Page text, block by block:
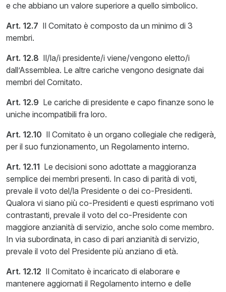
e che abbiano un valore superiore a quello simbolico.
Art. 12.7 Il Comitato è composto da un minimo di 3
membri.
Art. 12.8 Il/la/i presidente/i viene/vengono eletto/i
dall’Assemblea. Le altre cariche vengono designate dai
membri del Comitato.
Art. 12.9 Le cariche di presidente e capo finanze sono le
uniche incompatibili fra loro.
Art. 12.10 Il Comitato è un organo collegiale che redigerà,
per il suo funzionamento, un Regolamento interno.
Art. 12.11 Le decisioni sono adottate a maggioranza
semplice dei membri presenti. In caso di parità di voti,
prevale il voto del/la Presidente o dei co-Presidenti.
Qualora vi siano più co-Presidenti e questi esprimano voti
contrastanti, prevale il voto del co-Presidente con
maggiore anzianità di servizio, anche solo come membro.
In via subordinata, in caso di pari anzianità di servizio,
prevale il voto del Presidente più anziano di età.
Art. 12.12 Il Comitato è incaricato di elaborare e
mantenere aggiornati il Regolamento interno e delle